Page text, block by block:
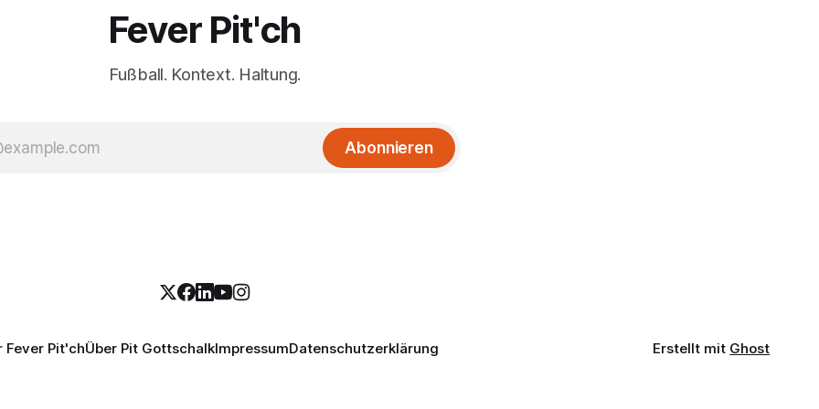
Fever Pit'ch
Fußball. Kontext. Haltung.
Abonnieren
Fever Pit'chÜber Pit GottschalkImpressumDatenschutzerklärung Erstellt mit Ghost